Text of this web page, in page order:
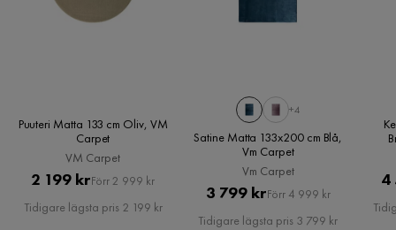
Puuteri Matta 133 cm Oliv, VM
Carpet
VM Carpet
Pris
2 199 krOriginal
Pris
Förr 2 999 kr
Tidigare lägsta pris 2 199 kr
+4
Satine Matta 133x200 cm Blå,
Vm Carpet
Vm Carpet
Pris
3 799 krOriginal
Pris
Förr 4 999 kr
Tidigare lägsta pris 3 799 kr
4